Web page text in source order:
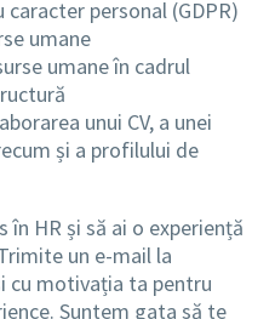
personal (GDPR)
umane
umane în cadrul
unui CV, a unei
și a profilului de
HR și să ai o experiență
un e-mail la
cu motivația ta pentru
Suntem gata să te